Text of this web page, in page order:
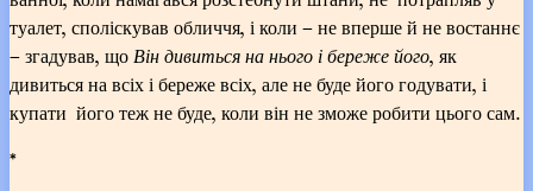
туалет, споліскував обличчя, і коли – не вперше й не востаннє
– згадував, щоВін дивиться на нього і бережейого, як
дивиться на всіх і береже всіх, але не буде його годувати, і
купати його теж не буде, коли він не зможе робити цього сам.
*